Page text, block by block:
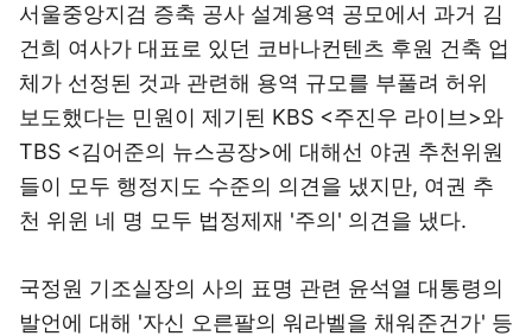
서울중앙지검 증축 공사 설계용역 공모에서 과거 김
건희 여사가 대표로 있던 코바나컨텐츠 후원 건축 업
체가 선정된 것과 관련해 용역 규모를 부풀려 허위
보도했다는 민원이 제기된 KBS <주진우 라이브>와
TBS <김어준의 뉴스공장>에 대해선 야권 추천위원
들이 모두 행정지도 수준의 의견을 냈지만, 여권 추
천 위윈 네 명 모두 법정제재 '주의' 의견을 냈다.
국정원 기조실장의 사의 표명 관련 윤석열 대통령의
발언에 대해 '자신 오른팔의 워라벨을 채워준건가' 등